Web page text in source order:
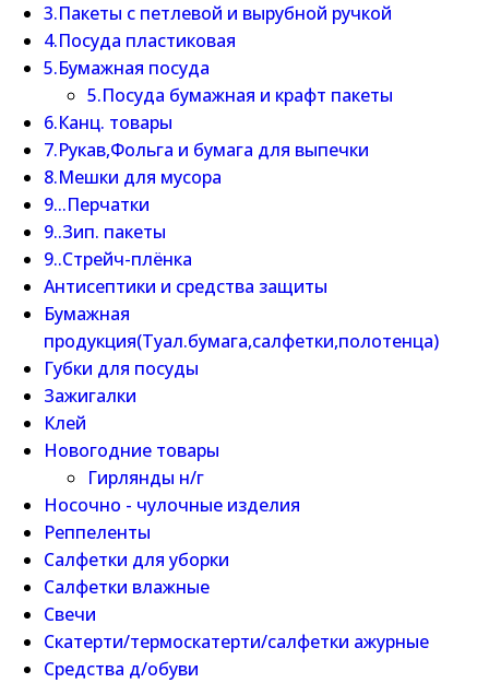
3.Пакеты с петлевой и вырубной ручкой
4.Посуда пластиковая
5.Бумажная посуда
5.Посуда бумажная и крафт пакеты
6.Канц. товары
7.Рукав,Фольга и бумага для выпечки
8.Мешки для мусора
9...Перчатки
9..Зип. пакеты
9..Стрейч-плёнка
Антисептики и средства защиты
Бумажная
продукция(Туал.бумага,салфетки,полотенца)
Губки для посуды
Зажигалки
Клей
Новогодние товары
Гирлянды н/г
Носочно - чулочные изделия
Реппеленты
Салфетки для уборки
Салфетки влажные
Свечи
Скатерти/термоскатерти/салфетки ажурные
Средства д/обуви